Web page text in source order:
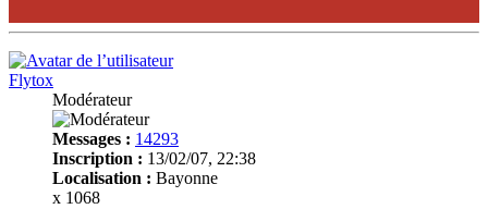
Flytox
Modérateur
Messages : 14293
Inscription : 13/02/07, 22:38
Localisation : Bayonne
x 1068